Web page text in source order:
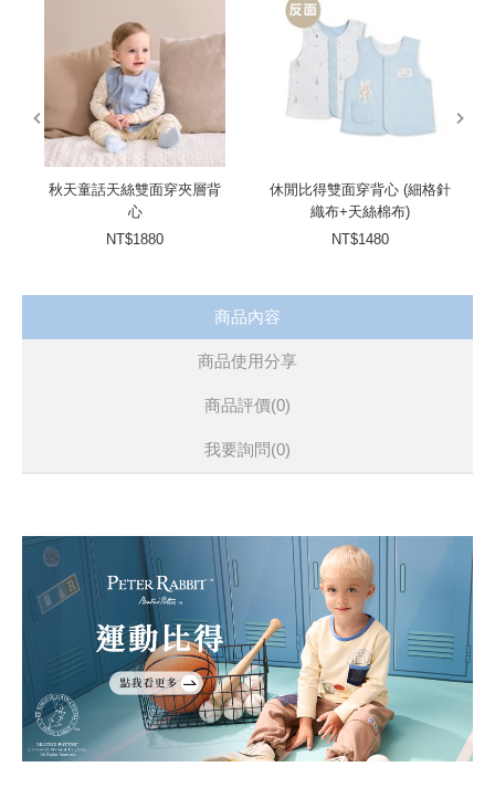
秋天童話天絲雙面穿夾層背
心
NT$1880
休閒比得雙面穿背心 (細格針
織布+天絲棉布)
NT$1480
商品內容
商品使用分享
商品評價(0)
我要詢問(0)